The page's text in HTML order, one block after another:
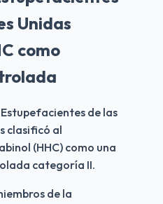
Unidas
como
de las
clasificó al
(HHC) como una
categoría II.
de la